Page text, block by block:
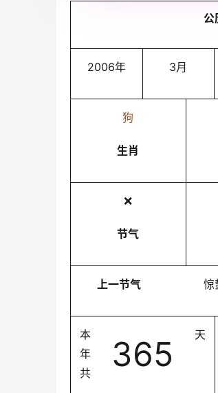
公
2006年 3月
狗
生肖
❌
节气
上一节气 惊
本
年
共
365 天